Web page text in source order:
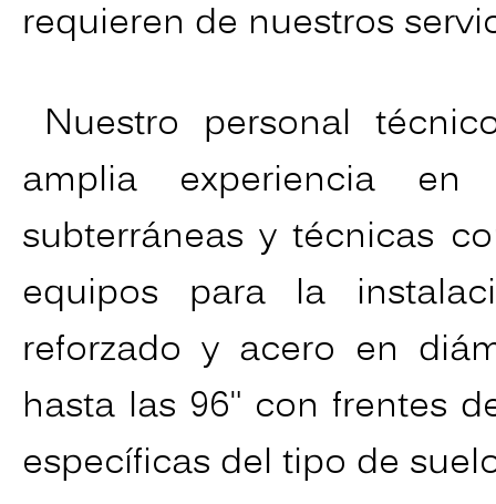
requieren de nuestros
Nuestro personal
amplia experiencia
subterráneas y técnicas
equipos para la
reforzado y acero en
hasta las 96" con frentes
específicas del tipo de